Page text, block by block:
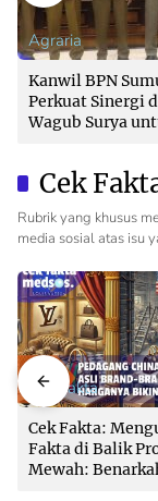
Agraria
Kanwil BPN
Perkuat Sinergi
Wagub Surya
Cek
Rubrik yang khusus
media sosial atas isu
Cek Fakta
Cek Fakta:
Fakta di Balik
Mewah: